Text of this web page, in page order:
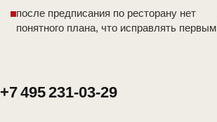
после предписания по ресторану нет
понятного плана, что исправлять первым
+7 495 231-03-29